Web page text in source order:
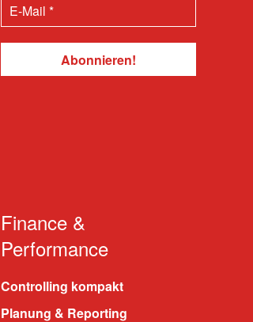
Finance &
Performance
Controlling kompakt
Planung & Reporting